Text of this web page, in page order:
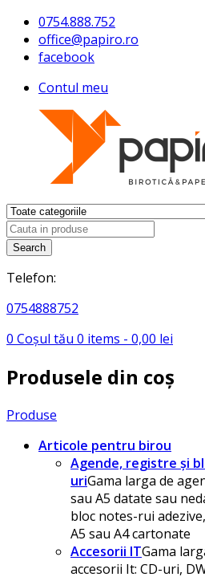
0754.888.752
office@papiro.ro
facebook
Contul meu
Search
Telefon:
0754888752
0 Coșul tău 0 items - 0,00 lei
Produsele din coș
Produse
Articole pentru birou
Agende, registre și
uriGama larga de
sau A5 datate sau
bloc notes-rui
A5 sau A4 cartonate
Accesorii ITGama
accesorii It: CD-uri,